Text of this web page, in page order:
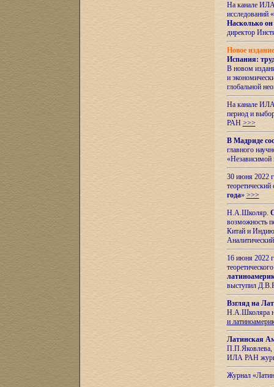
На канале ИЛА
исследований «
Насколько он
директор
Новое
Испания:
В новом
и
глобальной
На канале
период и
РАН >>>
В Мадриде
главного
«Независимой
30 июня 2022
года» >>>
Н.А.Школяр.
возможность
Китай и
16 июня 2022
выступил
Взгляд на
Н.А.Школяра
и
Латинская
П.П.Яковлева,
ИЛА РАН
Журнал